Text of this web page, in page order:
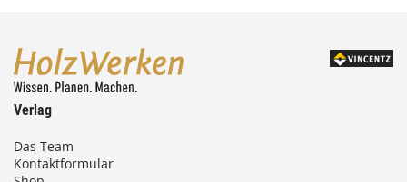
Verlag
Das Team
Kontaktformular